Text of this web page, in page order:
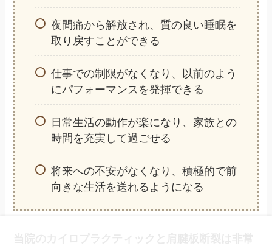
夜間痛から解放され、質の良い睡眠を
取り戻すことができる
仕事での制限がなくなり、以前のよう
にパフォーマンスを発揮できる
日常生活の動作が楽になり、家族との
時間を充実して過ごせる
将来への不安がなくなり、積極的で前
向きな生活を送れるようになる